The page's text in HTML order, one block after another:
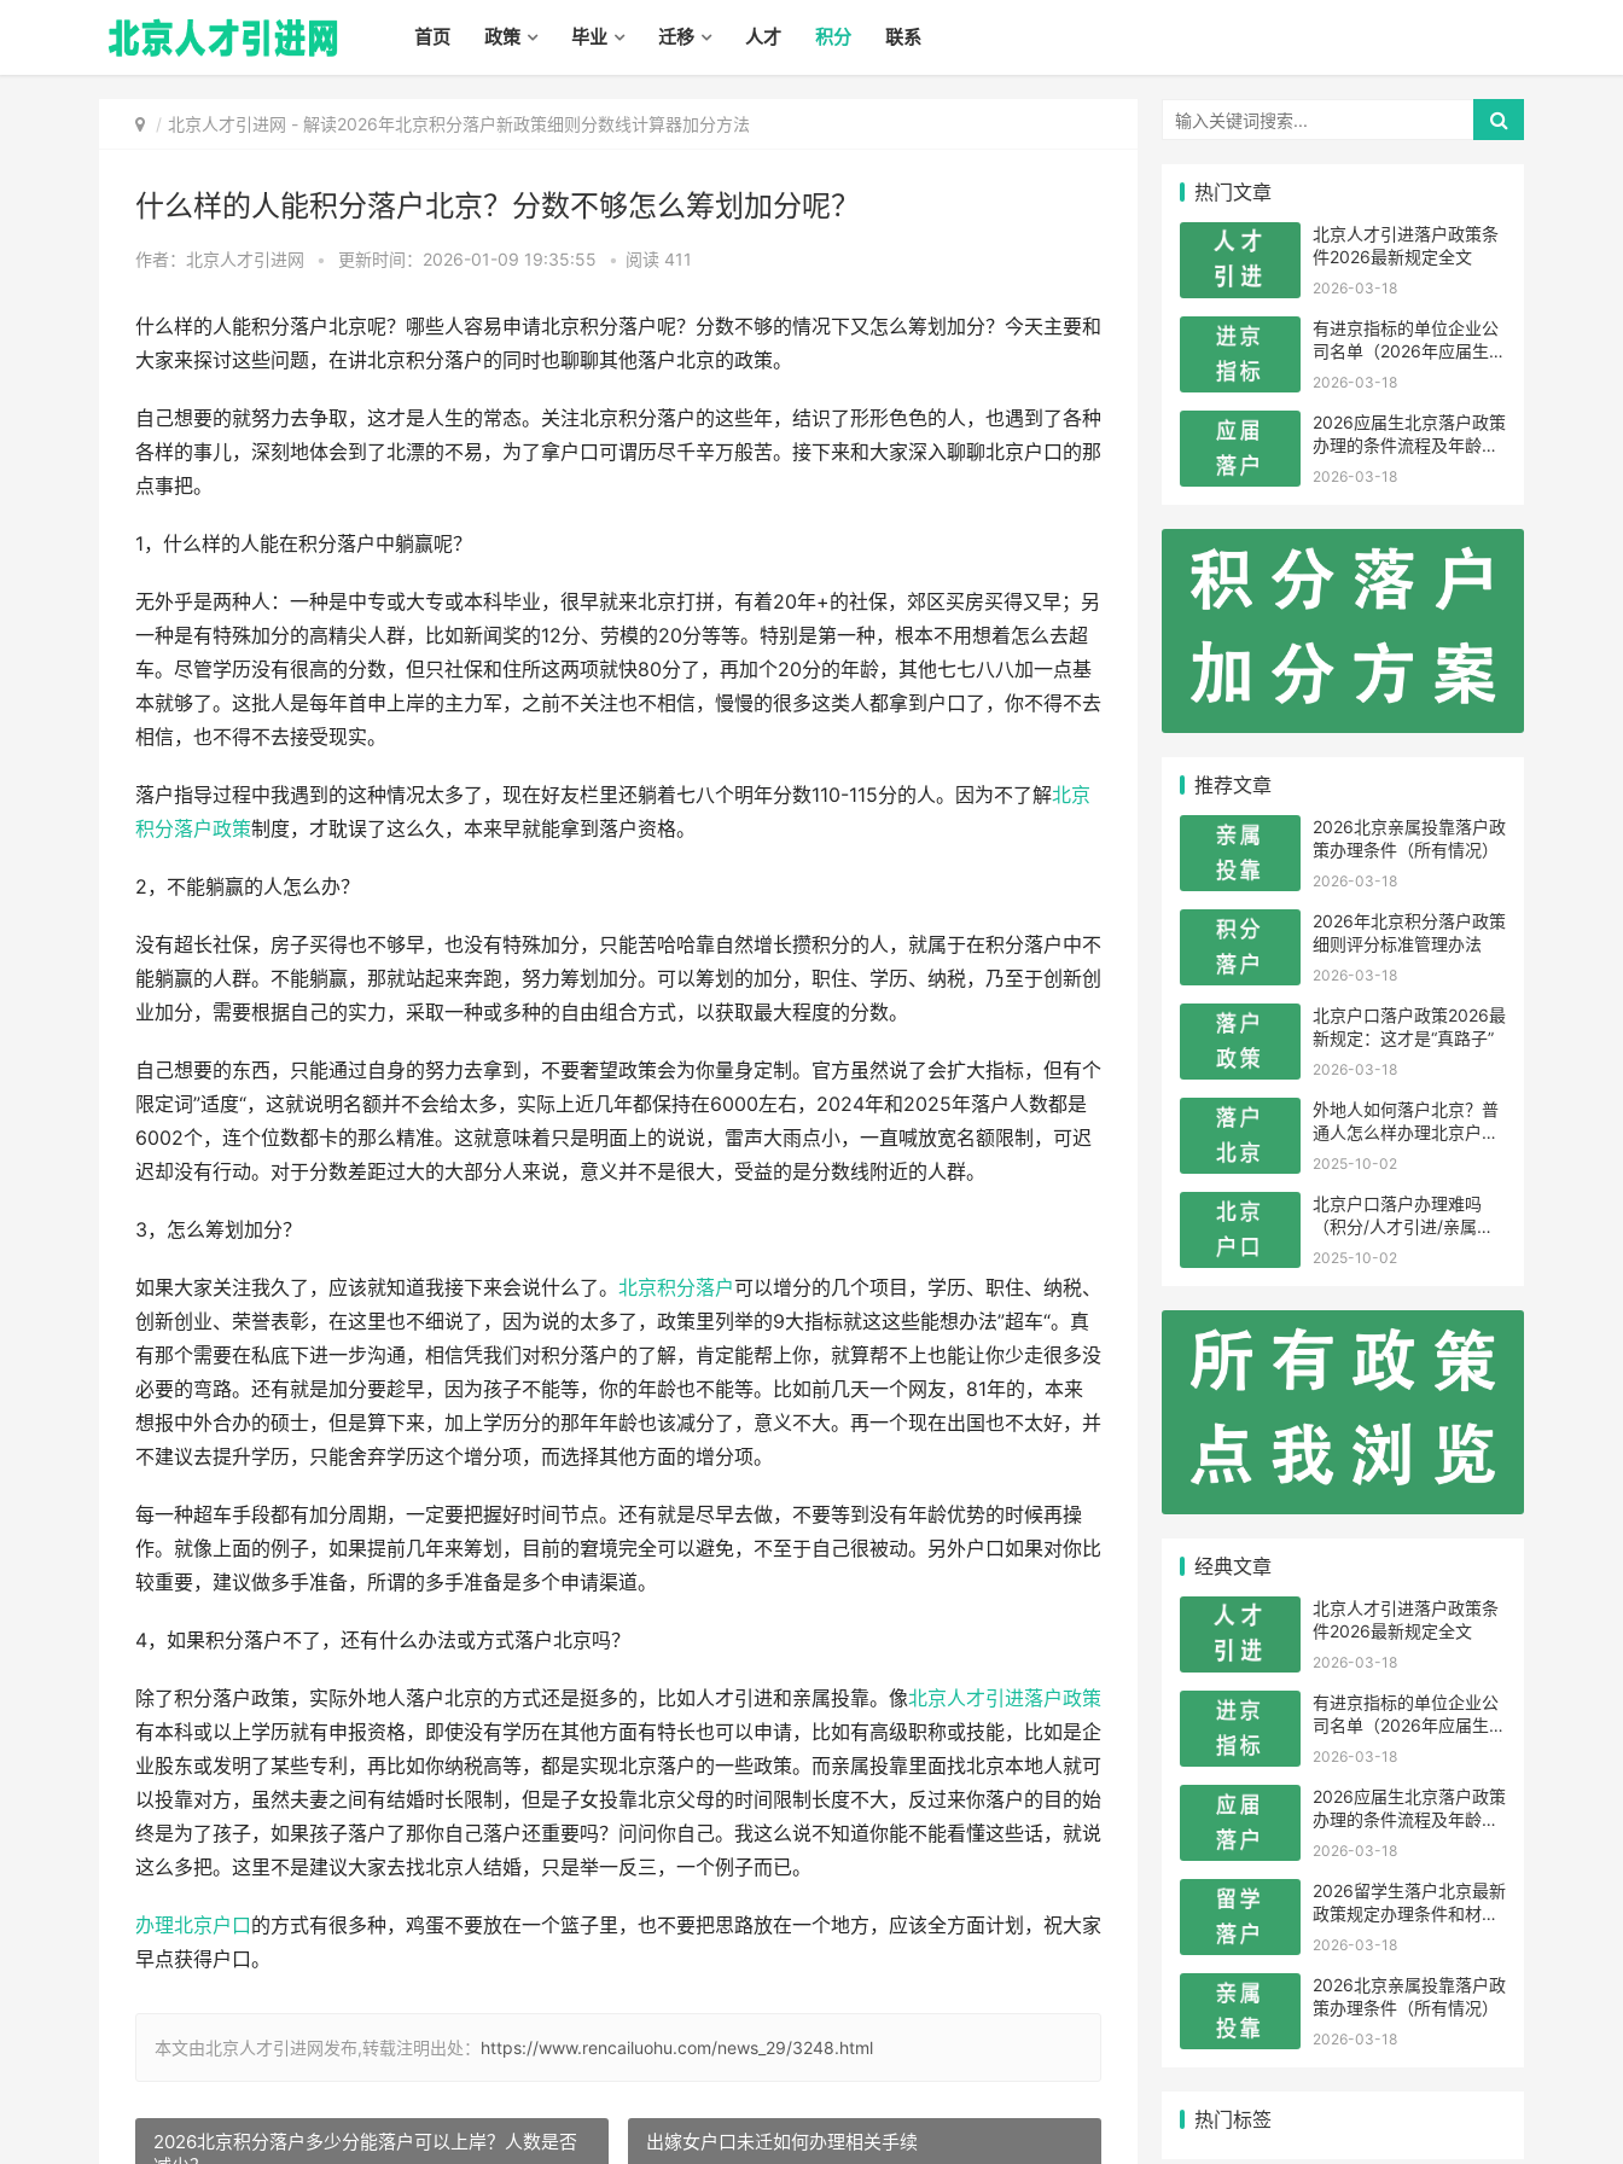
首页 政策 毕业 迁移 人才 积分 联系
北京人才引进网 - 解读2026年北京积分落户新政策细则分数线计算器加分方法
什么样的人能积分落户北京？分数不够怎么筹划加分呢？
作者：北京人才引进网 • 更新时间：2026-01-09 19:35:55 • 阅读 411
什么样的人能积分落户北京呢？哪些人容易申请北京积分落户呢？分数不够的情况下又怎么筹划加分？今天主要和
大家来探讨这些问题，在讲北京积分落户的同时也聊聊其他落户北京的政策。
自己想要的就努力去争取，这才是人生的常态。关注北京积分落户的这些年，结识了形形色色的人，也遇到了各种
各样的事儿，深刻地体会到了北漂的不易，为了拿户口可谓历尽千辛万般苦。接下来和大家深入聊聊北京户口的那
点事把。
1，什么样的人能在积分落户中躺赢呢？
无外乎是两种人：一种是中专或大专或本科毕业，很早就来北京打拼，有着20年+的社保，郊区买房买得又早；另
一种是有特殊加分的高精尖人群，比如新闻奖的12分、劳模的20分等等。特别是第一种，根本不用想着怎么去超
车。尽管学历没有很高的分数，但只社保和住所这两项就快80分了，再加个20分的年龄，其他七七八八加一点基
本就够了。这批人是每年首申上岸的主力军，之前不关注也不相信，慢慢的很多这类人都拿到户口了，你不得不去
相信，也不得不去接受现实。
落户指导过程中我遇到的这种情况太多了，现在好友栏里还躺着七八个明年分数110-115分的人。因为不了解北京
积分落户政策制度，才耽误了这么久，本来早就能拿到落户资格。
2，不能躺赢的人怎么办？
没有超长社保，房子买得也不够早，也没有特殊加分，只能苦哈哈靠自然增长攒积分的人，就属于在积分落户中不
能躺赢的人群。不能躺赢，那就站起来奔跑，努力筹划加分。可以筹划的加分，职住、学历、纳税，乃至于创新创
业加分，需要根据自己的实力，采取一种或多种的自由组合方式，以获取最大程度的分数。
自己想要的东西，只能通过自身的努力去拿到，不要奢望政策会为你量身定制。官方虽然说了会扩大指标，但有个
限定词”适度“，这就说明名额并不会给太多，实际上近几年都保持在6000左右，2024年和2025年落户人数都是
6002个，连个位数都卡的那么精准。这就意味着只是明面上的说说，雷声大雨点小，一直喊放宽名额限制，可迟
迟却没有行动。对于分数差距过大的大部分人来说，意义并不是很大，受益的是分数线附近的人群。
3，怎么筹划加分？
如果大家关注我久了，应该就知道我接下来会说什么了。 北京积分落户可以增分的几个项目，学历、职住、纳税、
创新创业、荣誉表彰，在这里也不细说了，因为说的太多了，政策里列举的9大指标就这这些能想办法”超车“。真
有那个需要在私底下进一步沟通，相信凭我们对积分落户的了解，肯定能帮上你，就算帮不上也能让你少走很多没
必要的弯路。还有就是加分要趁早，因为孩子不能等，你的年龄也不能等。比如前几天一个网友，81年的，本来
想报中外合办的硕士，但是算下来，加上学历分的那年年龄也该减分了，意义不大。再一个现在出国也不太好，并
不建议去提升学历，只能舍弃学历这个增分项，而选择其他方面的增分项。
每一种超车手段都有加分周期，一定要把握好时间节点。还有就是尽早去做，不要等到没有年龄优势的时候再操
作。就像上面的例子，如果提前几年来筹划，目前的窘境完全可以避免，不至于自己很被动。另外户口如果对你比
较重要，建议做多手准备，所谓的多手准备是多个申请渠道。
4，如果积分落户不了，还有什么办法或方式落户北京吗？
除了积分落户政策，实际外地人落户北京的方式还是挺多的，比如人才引进和亲属投靠。像北京人才引进落户政策
有本科或以上学历就有申报资格，即使没有学历在其他方面有特长也可以申请，比如有高级职称或技能，比如是企
业股东或发明了某些专利，再比如你纳税高等，都是实现北京落户的一些政策。而亲属投靠里面找北京本地人就可
以投靠对方，虽然夫妻之间有结婚时长限制，但是子女投靠北京父母的时间限制长度不大，反过来你落户的目的始
终是为了孩子，如果孩子落户了那你自己落户还重要吗？问问你自己。我这么说不知道你能不能看懂这些话，就说
这么多把。这里不是建议大家去找北京人结婚，只是举一反三，一个例子而已。
办理北京户口的方式有很多种，鸡蛋不要放在一个篮子里，也不要把思路放在一个地方，应该全方面计划，祝大家
早点获得户口。
本文由北京人才引进网发布,转载注明出处： https://www.rencailuohu.com/news_29/3248.html
2026北京积分落户多少分能落户可以上岸？人数是否
出嫁女户口未迁如何办理相关手续
热门文章
北京人才引进落户政策条
件2026最新规定全文
2026-03-18
有进京指标的单位企业公
司名单（2026年应届生留
学生）
2026-03-18
2026应届生北京落户政策
办理的条件流程及年龄限
制
2026-03-18
推荐文章
2026北京亲属投靠落户政
策办理条件（所有情况）
2026-03-18
2026年北京积分落户政策
细则评分标准管理办法
2026-03-18
北京户口落户政策2026最
新规定：这才是“真路子”
2026-03-18
外地人如何落户北京？普
通人怎么样办理北京户
口？
2025-10-02
北京户口落户办理难吗
（积分/人才引进/亲属投
靠）
2025-10-02
经典文章
北京人才引进落户政策条
件2026最新规定全文
2026-03-18
有进京指标的单位企业公
司名单（2026年应届生留
学生）
2026-03-18
2026应届生北京落户政策
办理的条件流程及年龄限
制
2026-03-18
2026留学生落户北京最新
政策规定办理条件和材料
及流程
2026-03-18
2026北京亲属投靠落户政
策办理条件（所有情况）
2026-03-18
热门标签